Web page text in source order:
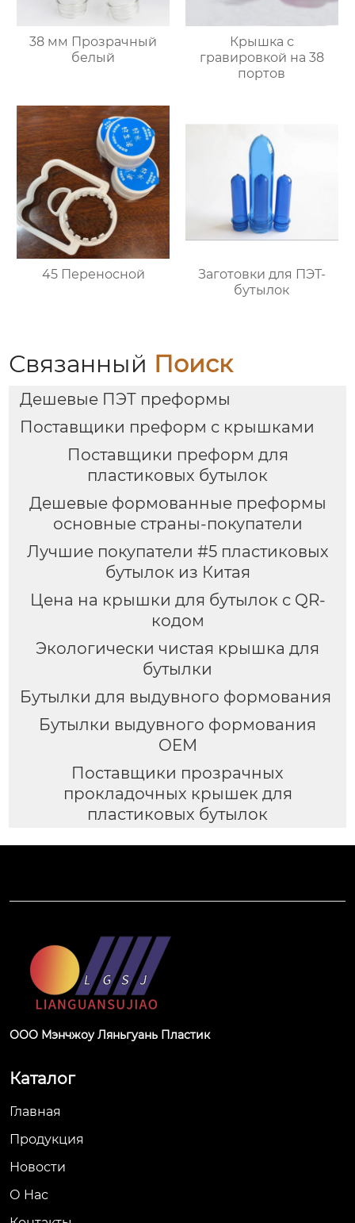
38 мм Прозрачный
белый
Крышка с
гравировкой на 38
портов
45 Переносной
Заготовки для ПЭТ-
бутылок
Связанный Поиск
Дешевые ПЭТ преформы
Поставщики преформ с крышками
Поставщики преформ для
пластиковых бутылок
Дешевые формованные преформы
основные страны-покупатели
Лучшие покупатели #5 пластиковых
бутылок из Китая
Цена на крышки для бутылок с QR-
кодом
Экологически чистая крышка для
бутылки
Бутылки для выдувного формования
Бутылки выдувного формования
OEM
Поставщики прозрачных
прокладочных крышек для
пластиковых бутылок
ООО Мэнчжоу Ляньгуань Пластик
Каталог
Главная
Продукция
Новости
О Hас